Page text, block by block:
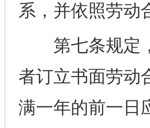
系，并依照劳动
第七条规定，
者订立书面劳动
满一年的前一日